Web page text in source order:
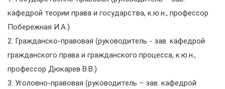
кафедрой теории права и государства, к.ю.н., профессор
Побережная И.А.)
2. Гражданско-правовая (руководитель - зав. кафедрой
гражданского права и гражданского процесса, к.ю.н.,
профессор Дюкарев В.В.)
3. Уголовно-правовая (руководитель – зав. кафедрой